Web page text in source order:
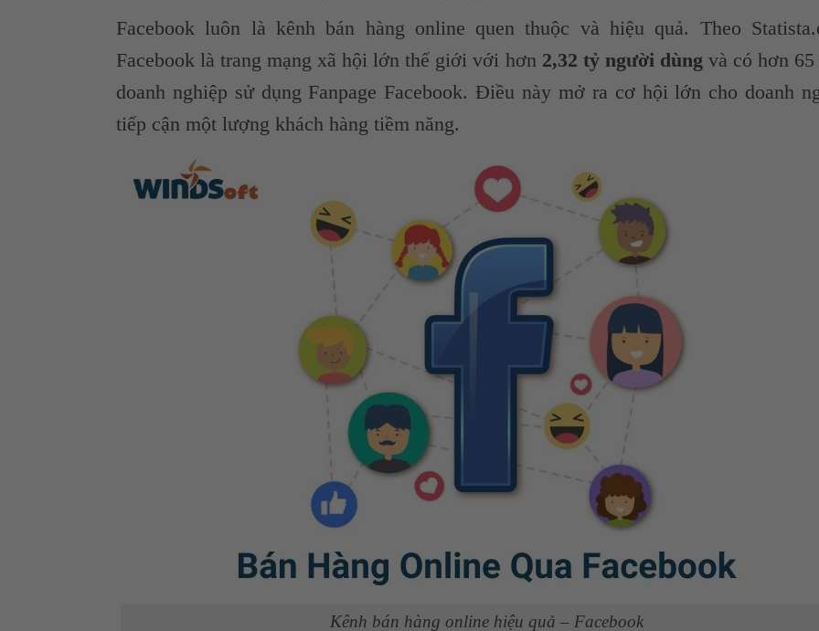
Facebook luôn là kênh bán hàng online quen thuộc và hiệu quả. Theo
Facebook là trang mạng xã hội lớn thế giới với hơn 2,32 tỷ người dùng và có hơn
doanh nghiệp sử dụng Fanpage Facebook. Điều này mở ra cơ hội lớn cho doanh
tiếp cận một lượng khách hàng tiềm năng.
Kênh bán hàng online hiệu quả – Facebook